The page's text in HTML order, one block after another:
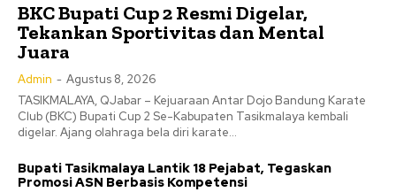
BKC Bupati Cup 2 Resmi Digelar,
Tekankan Sportivitas dan Mental
Juara
Admin - Agustus 8, 2026
TASIKMALAYA, QJabar – Kejuaraan Antar Dojo Bandung Karate
Club (BKC) Bupati Cup 2 Se-Kabupaten Tasikmalaya kembali
digelar. Ajang olahraga bela diri karate...
Bupati Tasikmalaya Lantik 18 Pejabat, Tegaskan
Promosi ASN Berbasis Kompetensi